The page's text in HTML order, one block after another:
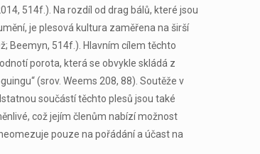
514f.). Na rozdíl od drag bálů, které jsou
je plesová kultura zaměřena na širší
Beemyn, 514f.). Hlavním cílem těchto
porota, která se obvykle skládá z
(srov. Weems 208, 88). Soutěže v
součástí těchto plesů jsou také
což jejím členům nabízí možnost
pouze na pořádání a účast na